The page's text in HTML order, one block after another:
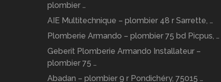
plombier …
AIE Multitechnique – plombier 48 r Sarrette, …
Plomberie Armando – plombier 75 bd Picpus, …
Geberit Plomberie Armando Installateur –
plombier 75 …
Abadan – plombier 9 r Pondichéry, 75015 …